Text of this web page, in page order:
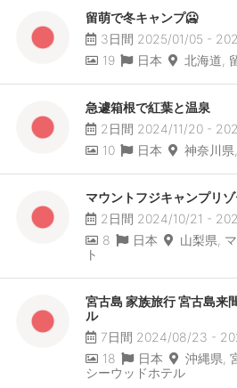
留萌で冬キャンプ🥶
3日間 2025/01/05 -
19
日本 北海道,
急遽箱根で紅葉と温泉
2日間 2024/11/20 -
10
日本 神奈川
マウントフジキャンプリ
2日間 2024/10/21 -
8
日本
山梨県,
ト
宮古島 家族旅行 宮古島来
ル
7日間 2024/08/23 -
18
日本
沖縄県,
シーウッドホテル